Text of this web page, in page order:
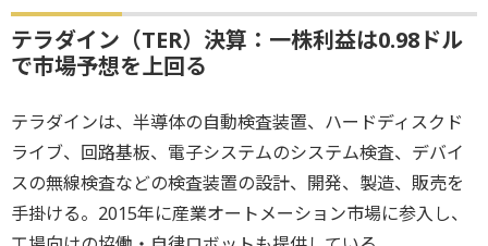
テラダイン（TER）決算：一株利益は0.98ドル
で市場予想を上回る
テラダインは、半導体の自動検査装置、ハードディスクド
ライブ、回路基板、電子システムのシステム検査、デバイ
スの無線検査などの検査装置の設計、開発、製造、販売を
手掛ける。2015年に産業オートメーション市場に参入し、